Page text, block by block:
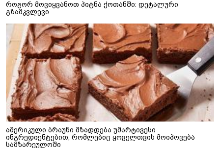
როგორ მოვიყვანოთ პიტნა ქოთანში: დეტალური
გზამკვლევი
ამერიკული ბრაუნი მზადდება უმარტივესი
ინგრედიენტებით, რომლებიც ყოველთვის მოიპოვება
სამზარეულოში